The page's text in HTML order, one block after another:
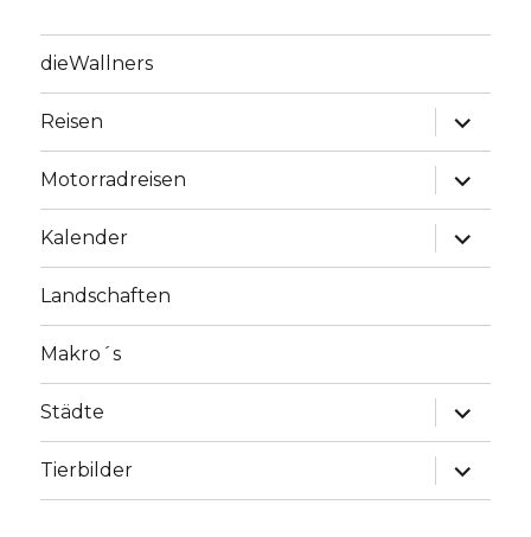
dieWallners
Reisen
Motorradreisen
Kalender
Landschaften
Makro´s
Städte
Tierbilder